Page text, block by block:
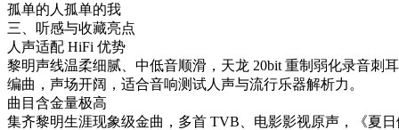
孤单的人孤单的我
三、听感与收藏亮点
人声适配 HiFi 优势
黎明声线温柔细腻、中低音顺滑，天龙 20bit 重制弱化录音刺
编曲，声场开阔，适合音响测试人声与流行乐器解析力。
曲目含金量极高
集齐黎明生涯现象级金曲，多首 TVB、电影影视原声，《夏